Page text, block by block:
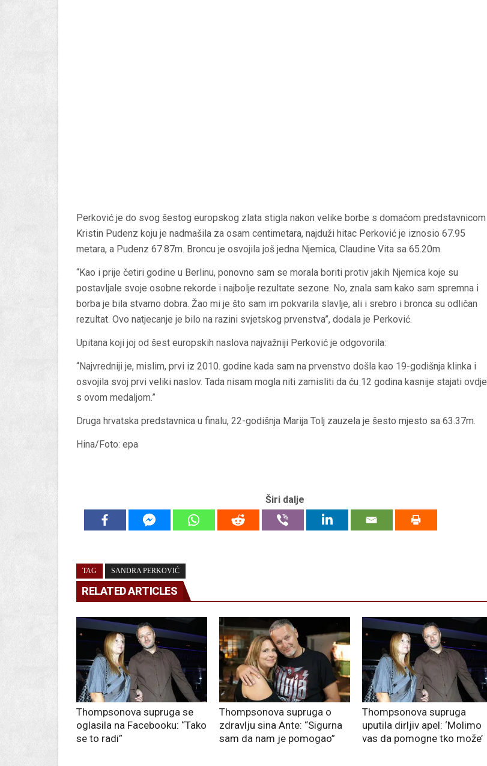
Perković je do svog šestog europskog zlata stigla nakon velike borbe s domaćom predstavnicom
Kristin Pudenz koju je nadmašila za osam centimetara, najduži hitac Perković je iznosio 67.95
metara, a Pudenz 67.87m. Broncu je osvojila još jedna Njemica, Claudine Vita sa 65.20m.
“Kao i prije četiri godine u Berlinu, ponovno sam se morala boriti protiv jakih Njemica koje su
postavljale svoje osobne rekorde i najbolje rezultate sezone. No, znala sam kako sam spremna i
borba je bila stvarno dobra. Žao mi je što sam im pokvarila slavlje, ali i srebro i bronca su odličan
rezultat. Ovo natjecanje je bilo na razini svjetskog prvenstva”, dodala je Perković.
Upitana koji joj od šest europskih naslova najvažniji Perković je odgovorila:
“Najvredniji je, mislim, prvi iz 2010. godine kada sam na prvenstvo došla kao 19-godišnja klinka i
osvojila svoj prvi veliki naslov. Tada nisam mogla niti zamisliti da ću 12 godina kasnije stajati ovdje
s ovom medaljom.”
Druga hrvatska predstavnica u finalu, 22-godišnja Marija Tolj zauzela je šesto mjesto sa 63.37m.
Hina/Foto: epa
Širi dalje
TAG SANDRA PERKOVIĆ
RELATED ARTICLES
Thompsonova supruga se
oglasila na Facebooku: “Tako
se to radi”
Thompsonova supruga o
zdravlju sina Ante: “Sigurna
sam da nam je pomogao”
Thompsonova supruga
uputila dirljiv apel: ‘Molimo
vas da pomogne tko može’